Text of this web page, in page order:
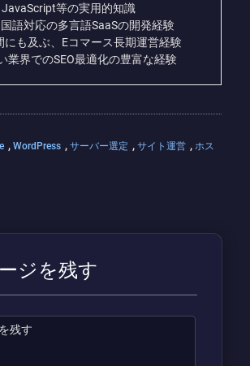
JavaScript等の実用的知識
国語対応の多言語SaaSの開発経験
にも及ぶ、Eコマース長期運営経験
業界でのSEO最適化の豊富な経験
, WordPress , サーバー選定 , サイト運営 , ホス
ジを残す